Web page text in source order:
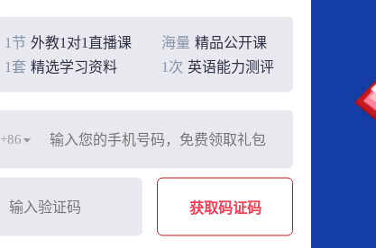
1节 外教1对1直播课 海量 精品公开课
1套 精选学习资料 1次 英语能力测评
+86
获取码证码